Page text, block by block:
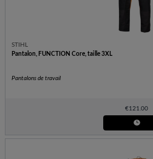
STIHL
Pantalon, FUNCTION Core, taille 3XL
Pantalons de travail
€121.00